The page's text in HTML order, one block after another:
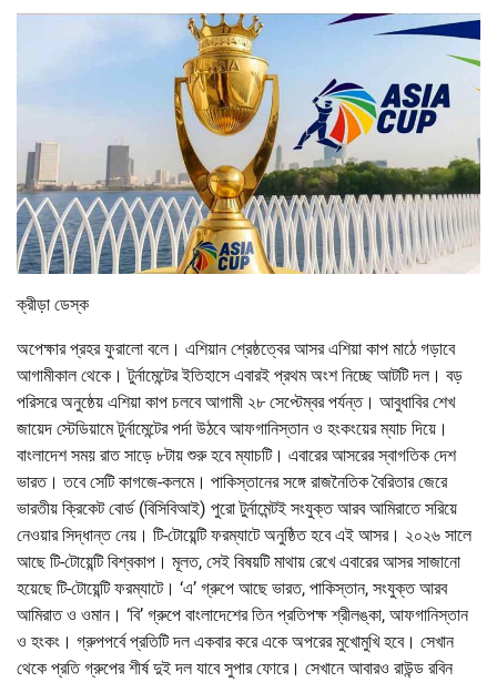
ক্রীড়া ডেস্ক
অপেক্ষার প্রহর ফুরালো বলে। এশিয়ান শ্রেষ্ঠত্বের আসর এশিয়া কাপ মাঠে গড়াবে
আগামীকাল থেকে। টুর্নামেন্টের ইতিহাসে এবারই প্রথম অংশ নিচ্ছে আটটি দল। বড়
পরিসরে অনুষ্ঠেয় এশিয়া কাপ চলবে আগামী ২৮ সেপ্টেম্বর পর্যন্ত। আবুধাবির শেখ
জায়েদ স্টেডিয়ামে টুর্নামেন্টের পর্দা উঠবে আফগানিস্তান ও হংকংয়ের ম্যাচ দিয়ে।
বাংলাদেশ সময় রাত সাড়ে ৮টায় শুরু হবে ম্যাচটি। এবারের আসরের স্বাগতিক দেশ
ভারত। তবে সেটি কাগজে-কলমে। পাকিস্তানের সঙ্গে রাজনৈতিক বৈরিতার জেরে
ভারতীয় ক্রিকেট বোর্ড (বিসিবিআই) পুরো টুর্নামেন্টই সংযুক্ত আরব আমিরাতে সরিয়ে
নেওয়ার সিদ্ধান্ত নেয়। টি-টোয়েন্টি ফরম্যাটে অনুষ্ঠিত হবে এই আসর। ২০২৬ সালে
আছে টি-টোয়েন্টি বিশ্বকাপ। মূলত, সেই বিষয়টি মাথায় রেখে এবারের আসর সাজানো
হয়েছে টি-টোয়েন্টি ফরম্যাটে। ‘এ’ গ্রুপে আছে ভারত, পাকিস্তান, সংযুক্ত আরব
আমিরাত ও ওমান। ‘বি’ গ্রুপে বাংলাদেশের তিন প্রতিপক্ষ শ্রীলঙ্কা, আফগানিস্তান
ও হংকং। গ্রুপপর্বে প্রতিটি দল একবার করে একে অপরের মুখোমুখি হবে। সেখান
থেকে প্রতি গ্রুপের শীর্ষ দুই দল যাবে সুপার ফোরে। সেখানে আবারও রাউন্ড রবিন